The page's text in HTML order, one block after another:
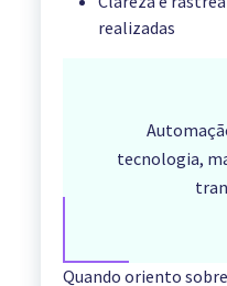
realizadas
tecnologia,
Quando oriento